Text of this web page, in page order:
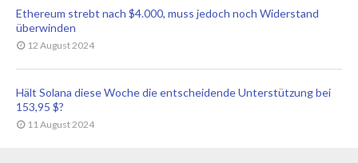
Ethereum strebt nach $4.000, muss jedoch noch Widerstand
überwinden
12 August 2024
Hält Solana diese Woche die entscheidende Unterstützung bei
153,95 $?
11 August 2024